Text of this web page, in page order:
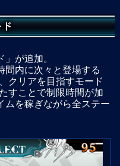
が追加。
間内に次々と登場する
クリアを目指すモード
すことで制限時間が加
ムを稼ぎながら全ステー